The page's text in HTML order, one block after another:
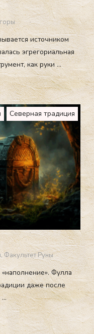
источником
эгрегориальная
как руки ...
Северная традиция
,Факультет Руны
Фулла
даже после